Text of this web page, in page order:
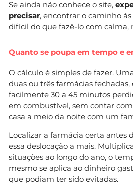
Se ainda não conhece o site,
precisar, encontrar o caminho
difícil do que fazê-lo com calma,
Quanto se poupa em tempo e
O cálculo é simples de fazer.
duas ou três farmácias
facilmente 30 a 45 minutos
em combustível, sem contar
casa a meio da noite com um
Localizar a farmácia certa antes
essa deslocação a mais.
situações ao longo do ano, o
mesmo se aplica ao dinheiro
que podiam ter sido evitadas.